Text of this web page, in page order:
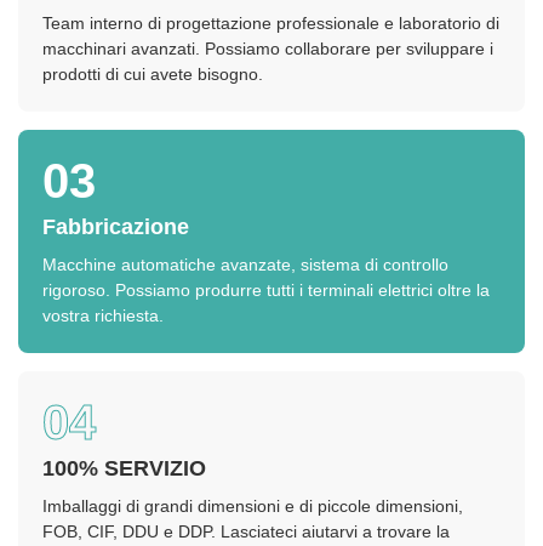
Team interno di progettazione professionale e laboratorio di
macchinari avanzati. Possiamo collaborare per sviluppare i
prodotti di cui avete bisogno.
03
Fabbricazione
Macchine automatiche avanzate, sistema di controllo
rigoroso. Possiamo produrre tutti i terminali elettrici oltre la
vostra richiesta.
04
100% SERVIZIO
Imballaggi di grandi dimensioni e di piccole dimensioni,
FOB, CIF, DDU e DDP. Lasciateci aiutarvi a trovare la